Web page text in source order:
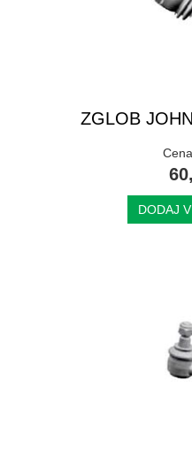
ZGLOB
DODAJ